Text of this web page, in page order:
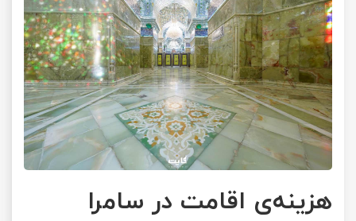
هزینه‌ی اقامت در سامرا